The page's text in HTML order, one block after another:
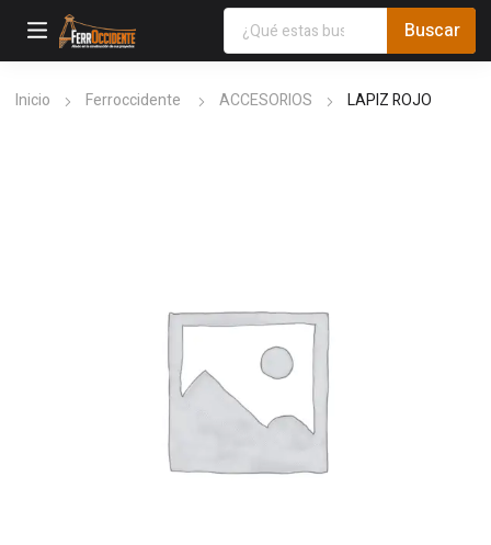
Inicio Ferroccidente ACCESORIOS LAPIZ ROJO